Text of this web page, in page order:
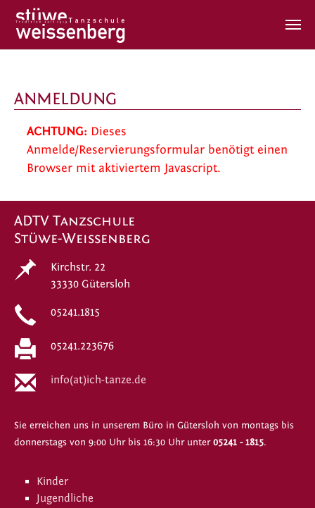
ANMELDUNG
ACHTUNG: Dieses
Anmelde/Reservierungsformular benötigt einen
Browser mit aktiviertem Javascript.
ADTV Tanzschule
Stüwe-Weissenberg
Kirchstr. 22
33330 Gütersloh
05241.1815
05241.223676
info(at)ich-tanze.de
Sie erreichen uns in unserem Büro in Gütersloh von montags bis
donnerstags von 9:00 Uhr bis 16:30 Uhr unter05241 - 1815.
Kinder
Jugendliche